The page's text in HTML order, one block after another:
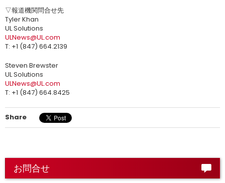
▽報道機関問合せ先
Tyler Khan
UL Solutions
ULNews@UL.com
T: +1 (847) 664.2139
Steven Brewster
UL Solutions
ULNews@UL.com
T: +1 (847) 664.8425
Share
お問合せ